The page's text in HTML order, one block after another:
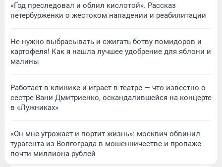
«Год преследовал и облил кислотой». Рассказ
петербурженки о жестоком нападении и реабилитации
Не нужно выбрасывать и сжигать ботву помидоров и
картофеля! Как я нашла лучшее удобрение для яблони и
малины
Работает в клинике и играет в театре — что известно о
сестре Вани Дмитриенко, оскандалившейся на концерте
в «Лужниках»
«Он мне угрожает и портит жизнь»: москвич обвинил
турагента из Волгограда в мошенничестве и пропаже
почти миллиона рублей